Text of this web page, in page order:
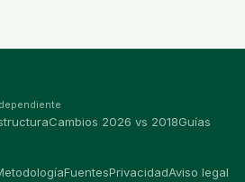
Cambios 2026 vs 2018Guías
FuentesPrivacidadAviso legal